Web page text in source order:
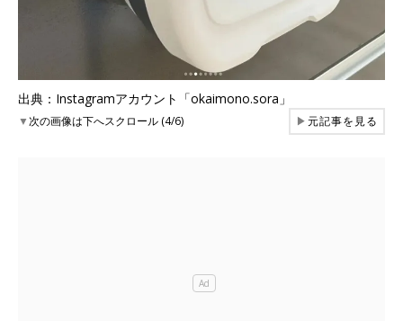
出典：Instagramアカウント「okaimono.sora」
▼次の画像は下へスクロール (4/6) ▶元記事を見る